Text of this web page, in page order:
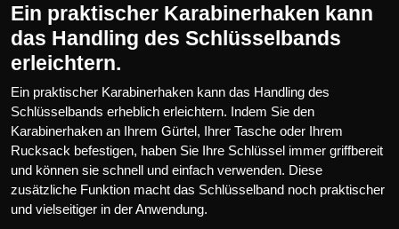
Ein praktischer Karabinerhaken kann
das Handling des Schlüsselbands
erleichtern.
Ein praktischer Karabinerhaken kann das Handling des
Schlüsselbands erheblich erleichtern. Indem Sie den
Karabinerhaken an Ihrem Gürtel, Ihrer Tasche oder Ihrem
Rucksack befestigen, haben Sie Ihre Schlüssel immer griffbereit
und können sie schnell und einfach verwenden. Diese
zusätzliche Funktion macht das Schlüsselband noch praktischer
und vielseitiger in der Anwendung.